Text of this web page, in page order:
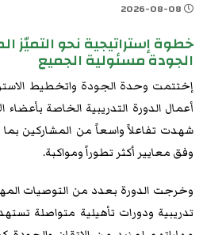
خطوة إستراتيجية نحو
الجودة مسئولية الجميع
إختتمت وحدة الجودة واتخطيط
أعمال الدورة التدريبية الخاصة بأعضاء
شهدت تفاعلاً واسعاً من المشاركين
وفق معايير أكثر تطوراً ومواكبة.
وخرجت الدورة بعدد من التوصيات
تدريبية ودورات تأهيلية متواصلة